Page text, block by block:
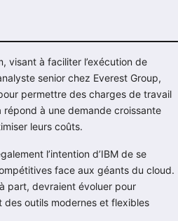
visant à faciliter l’exécution de
senior chez Everest Group,
permettre des charges de travail
à une demande croissante
leurs coûts.
l’intention d’IBM de se
face aux géants du cloud.
part, devraient évoluer pour
outils modernes et flexibles